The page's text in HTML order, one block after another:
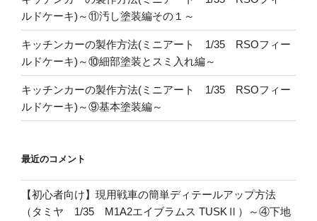
ルドケーキ)～⑪汚し塗装編その１～
キッチンカーの製作方法(ミニアート 1/35 RSOフィー
ルドケーキ)～⑩細部塗装とスミ入れ編～
キッチンカーの製作方法(ミニアート 1/35 RSOフィー
ルドケーキ)～⑨基本塗装編～
最近のコメント
【初心者向け】現用戦車の簡単ディテールアップ方法
（タミヤ 1/35 M1A2エイブラムス TUSKⅡ）～④下地